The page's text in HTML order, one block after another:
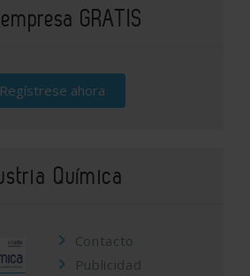
GRATIS
Regístrese ahora
Química
Contacto
Publicidad